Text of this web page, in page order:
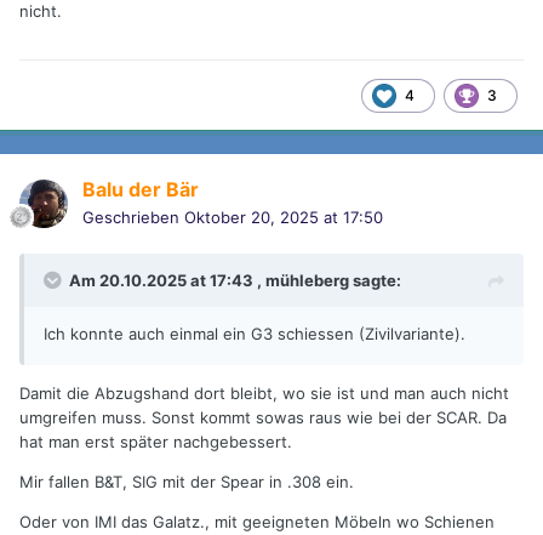
nicht.
4 3
Balu der Bär
Geschrieben Oktober 20, 2025 at 17:50
Am 20.10.2025 at 17:43 , mühlebergsagte:
Ich konnte auch einmal ein G3 schiessen (Zivilvariante).
Damit die Abzugshand dort bleibt, wo sie ist und man auch nicht
umgreifen muss. Sonst kommt sowas raus wie bei der SCAR. Da
hat man erst später nachgebessert.
Mir fallen B&T, SIG mit der Spear in .308 ein.
Oder von IMI das Galatz., mit geeigneten Möbeln wo Schienen